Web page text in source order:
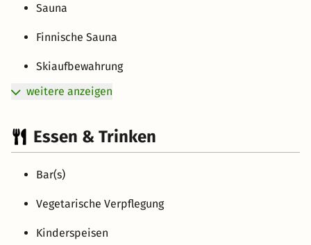
Sauna
Finnische Sauna
Skiaufbewahrung
weitere anzeigen
Essen & Trinken
Bar(s)
Vegetarische Verpflegung
Kinderspeisen